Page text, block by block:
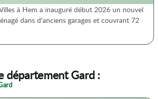
à Hem a inauguré début 2026 un nouvel
dans d'anciens garages et couvrant 72
département Gard :